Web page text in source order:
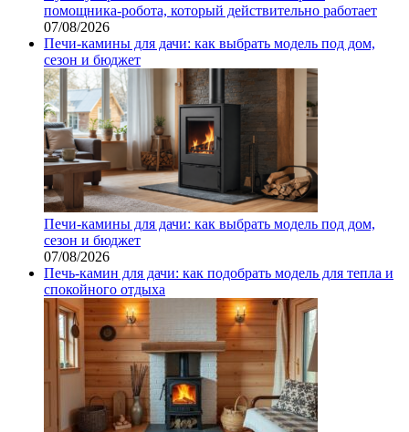
помощника‑робота, который действительно работает
07/08/2026
Печи-камины для дачи: как выбрать модель под дом,
сезон и бюджет
Печи-камины для дачи: как выбрать модель под дом,
сезон и бюджет
07/08/2026
Печь-камин для дачи: как подобрать модель для тепла и
спокойного отдыха